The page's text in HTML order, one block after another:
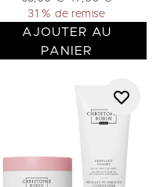
31 % de remise
AJOUTER AU
PANIER